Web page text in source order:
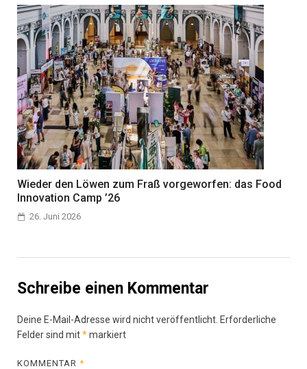
Wieder den Löwen zum Fraß vorgeworfen: das Food
Innovation Camp ’26
26. Juni 2026
Schreibe einen Kommentar
Deine E-Mail-Adresse wird nicht veröffentlicht. Erforderliche
Felder sind mit*markiert
KOMMENTAR*